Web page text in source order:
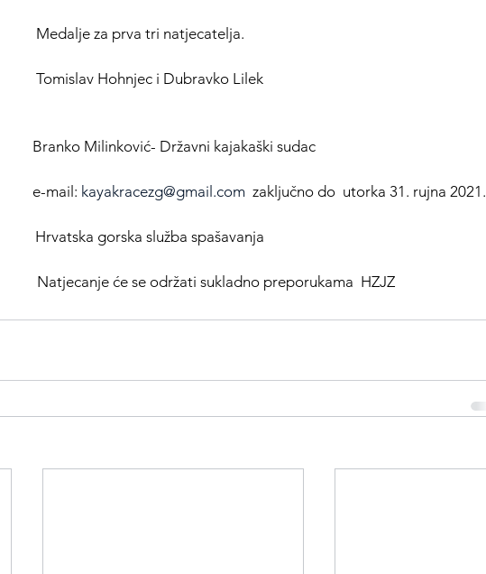
prva tri natjecatelja.
Hohnjec i Dubravko Lilek
Branko Milinković- Državni kajakaški sudac
kayakracezg@gmail.com zaključno do  utorka 31. rujna 2021.
Hrvatska gorska služba spašavanja
Natjecanje će se održati sukladno preporukama  HZJZ